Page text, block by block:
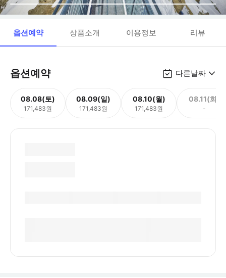
옵션예약 상품소개 이용정보 리뷰
옵션예약 다른날짜
08.08(토)
171,483원
08.09(일)
171,483원
08.10(월)
171,483원
08.11(화)
-